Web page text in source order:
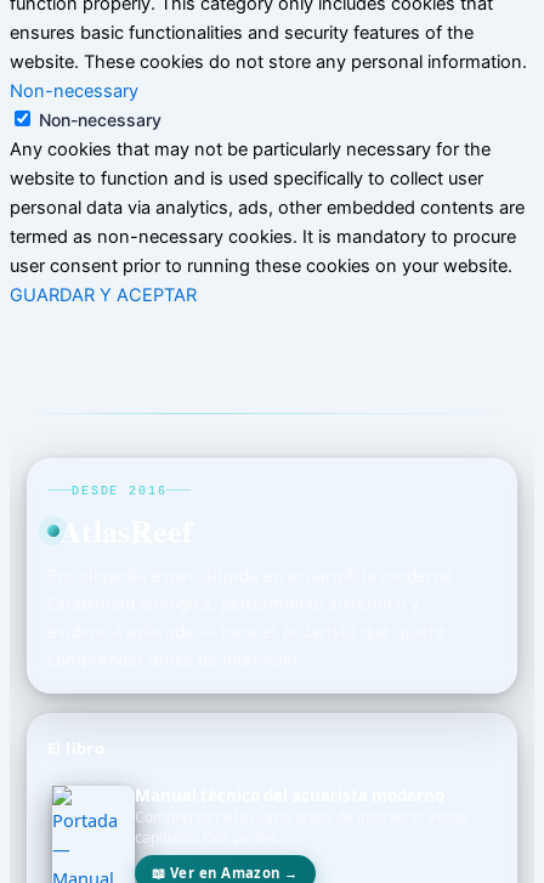
ensures basic functionalities and security features of the
website. These cookies do not store any personal information.
Non-necessary
Non-necessary
Any cookies that may not be particularly necessary for the
website to function and is used specifically to collect user
personal data via analytics, ads, other embedded contents are
termed as non-necessary cookies. It is mandatory to procure
user consent prior to running these cookies on your website.
GUARDAR Y ACEPTAR
DESDE 2016
AtlasReef
Manual técnico del acuarista moderno
Comprender el acuario antes de intervenir. Veinte
capítulos. Dos partes.
📖 Ver en Amazon →